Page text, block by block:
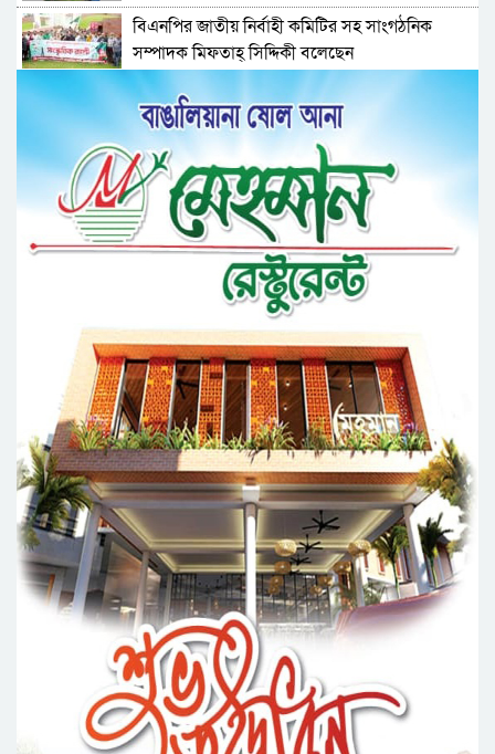
বিএনপির জাতীয় নির্বাহী কমিটির সহ সাংগঠনিক
সম্পাদক মিফতাহ্ সিদ্দিকী বলেছেন
সিলেট জেলা জামায়াতে ইসলামীর এ্যাসিস্ট্যান্ট
সেক্রেটারী অধ্যক্ষ নজরুল ইসলাম বলেছেন
সিলেটে গ্যাস সংকট নিয়ে যা বলল জালালাবাদ
প্রতিষ্ঠার এক বছর: গবেষণা, অর্জন ও অঙ্গীকারে নতুন
দিগন্তে মেট্রোপলিটন ইউনিভার্সিটি রিসার্চ সোসাইটি
জেলা পরিষদের প্রশাসক আবুল কাহের চৌধুরী জুলাই
স্মৃতিস্তম্ভে শ্রদ্ধা নিবেদন
সিলেট মহানগর ছাত্রশিবিরের মিছিল সম্পন্ন
ধরিত্রী রক্ষায় আমরা’র উদ্যোগে সিলেটে বৃক্ষ রোপনের
কর্মসূচি পালন
সিলেটে সড়ক দু*র্ঘ*ট*নায় প্রাণ গেল যুবকের
নর্থ ইস্ট ইউনিভার্সিটিতে রচনা ও আবৃত্তি
প্রতিযোগিতার পুরষ্কার বিতরণী অনুষ্ঠিত
সিকৃবি’তে জুলাই গণ-অভ্যুত্থান দিবস উপলক্ষে
বৃক্ষরোপণ কর্মসুচি পালন
রসময় মেমোরিয়াল উচ্চ বিদ্যালয়ের নতুন ভবনের
উদ্বোধন করলেন মন্ত্রী মুক্তাদির